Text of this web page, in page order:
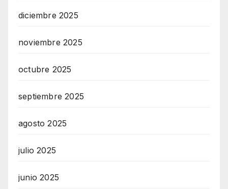
diciembre 2025
noviembre 2025
octubre 2025
septiembre 2025
agosto 2025
julio 2025
junio 2025